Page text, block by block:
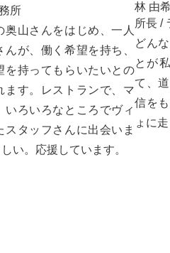
所
奥山さんをはじめ、一人
が、働く希望を持ち、
を持ってもらいたいとの
ます。レストランで、マ
いろいろなところでヴィ
スタッフさんに出会いま
い。応援しています。
林 由
所長 /
どん
とが
て、
信を
ょに